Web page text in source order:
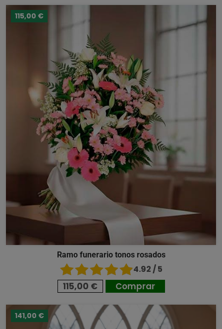
115,00 €
Ramo funerario tonos rosados
4.92 / 5
115,00 € Comprar
141,00 €